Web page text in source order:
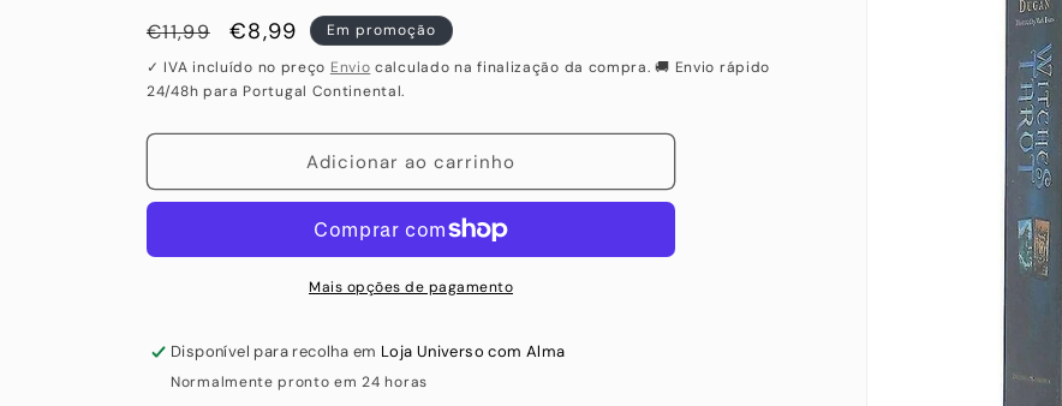
Preço
habitual
€11,99
🔥
Preço
especial
€8,99
Em promoção
✓ IVA incluído no preço Envio calculado na finalização da compra. 🚚 Envio rápido
24/48h para Portugal Continental.
Adicionar ao carrinho
Mais opções de pagamento
Disponível para recolha em Loja Universo com Alma
Normalmente pronto em 24 horas